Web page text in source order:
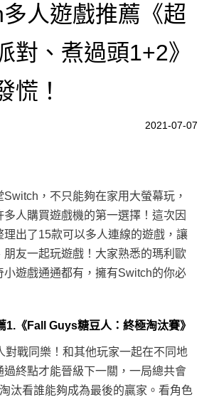
人遊戲推薦《超
對、煮過頭1+2》
慌！
2021-07-07
，不只能夠在家用大螢幕玩，
人購買遊戲機的第一選擇！這次因
理出了15款可以多人連線的遊戲，讓
朋友一起玩遊戲！大家熟悉的瑪利歐
小遊戲通通都有，擁有Switch的你必
《Fall Guys糖豆人：終極淘汰賽》
對戰同樂！和其他玩家一起在不同地
過終點才能晉級下一關，一局總共會
汰看誰能夠成為最後的贏家。看角色